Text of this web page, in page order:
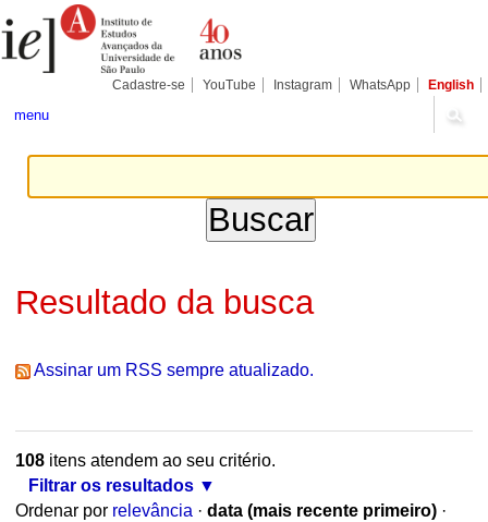
para
conteúdo.
Pessoais
Cadastre-se YouTube Instagram WhatsApp English
menu
Resultado da busca
Assinar um RSS sempre atualizado.
108itens atendem ao seu critério.
Filtrar os resultados
Ordenar por relevância · data (mais recente primeiro) ·